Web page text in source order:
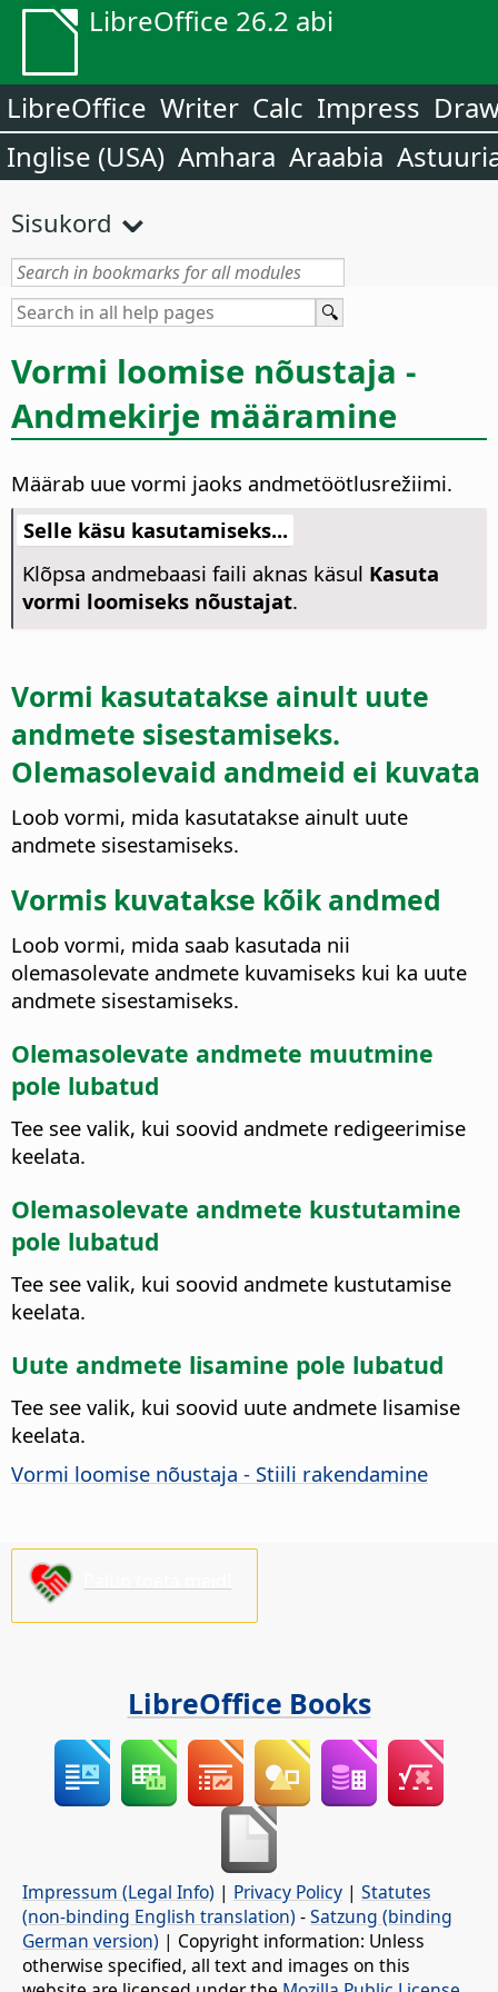
LibreOffice 26.2 abi
LibreOffice Writer Calc Impress
Inglise (USA) Amhara Araabia
Sisukord
Vormi loomise nõustaja -
Andmekirje määramine
Määrab uue vormi jaoks andmetöötlusrežiimi.
Selle käsu kasutamiseks...
Klõpsa andmebaasi faili aknas käsul Kasuta
vormi loomiseks nõustajat.
Vormi kasutatakse ainult uute
andmete sisestamiseks.
Olemasolevaid andmeid ei kuvata
Loob vormi, mida kasutatakse ainult uute
andmete sisestamiseks.
Vormis kuvatakse kõik andmed
Loob vormi, mida saab kasutada nii
olemasolevate andmete kuvamiseks kui ka uute
andmete sisestamiseks.
Olemasolevate andmete muutmine
pole lubatud
Tee see valik, kui soovid andmete redigeerimise
keelata.
Olemasolevate andmete kustutamine
pole lubatud
Tee see valik, kui soovid andmete kustutamise
keelata.
Uute andmete lisamine pole lubatud
Tee see valik, kui soovid uute andmete lisamise
keelata.
Vormi loomise nõustaja - Stiili rakendamine
LibreOffice Books
Impressum (Legal Info) | Privacy Policy | Statutes
(non-binding English translation) -Satzung (binding
German version) | Copyright information: Unless
otherwise specified, all text and images on this